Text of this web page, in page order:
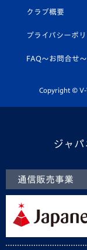
平和祈念活動
ホームタウン
スクール
ヴィヴィくんイ
公式LINE＠
クラブ概要
プライバシーポ
FAQ〜お問合せ〜
Copyright © V-
ジャ
通信販売事業